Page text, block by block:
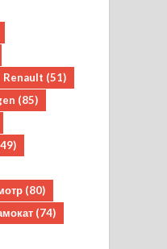
Renault (51)
(85)
(80)
(74)